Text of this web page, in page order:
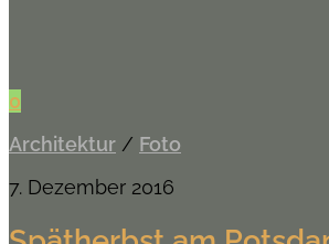
0
Architektur / Foto
7. Dezember 2016